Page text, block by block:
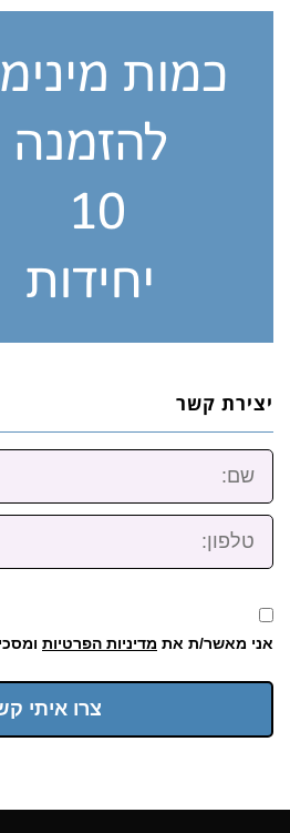
יצירת קשר
שם:
טלפון:
אני מאשר/ת את מדיניות הפרטיות
צרו איתי